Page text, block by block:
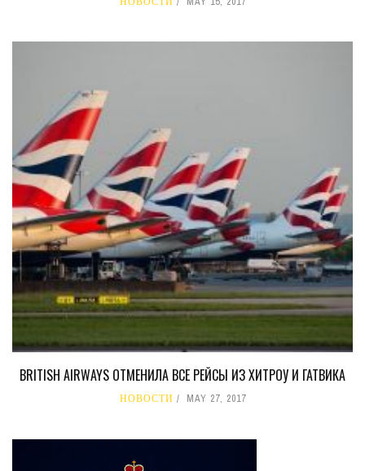
BRITISH AIRWAYS ОТМЕНИЛА ВСЕ РЕЙСЫ ИЗ ХИТРОУ И ГАТВИКА
НОВОСТИ MAY 27, 2017